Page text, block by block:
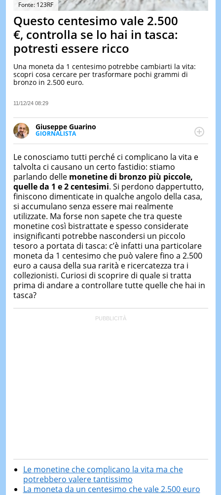
&
TEST
DI
IERI
Fonte: 123RF
Questo centesimo vale 2.500
€, controlla se lo hai in tasca:
potresti essere ricco
Una moneta da 1 centesimo potrebbe cambiarti la vita:
scopri cosa cercare per trasformare pochi grammi di
bronzo in 2.500 euro.
11/12/24 08:29
Giuseppe Guarino
GIORNALISTA
Ph(D) in Diritto Comparato e processi di
particolare sulla Storia contemporanea di America
Latina e Spagna. Collabora con numerose testate ed
è presidente dell'Associazione Culturale "La
Biblioteca del Sannio".
Le conosciamo tutti perché ci complicano la vita e
talvolta ci causano un certo fastidio: stiamo
parlando delle monetine di bronzo più piccole,
quelle da 1 e 2 centesimi. Si perdono dappertutto,
finiscono dimenticate in qualche angolo della casa,
si accumulano senza essere mai realmente
utilizzate. Ma forse non sapete che tra queste
monetine così bistrattate e spesso considerate
insignificanti potrebbe nascondersi un piccolo
tesoro a portata di tasca: c’è infatti una particolare
moneta da 1 centesimo che può valere fino a 2.500
euro a causa della sua rarità e ricercatezza tra i
collezionisti. Curiosi di scoprire di quale si tratta
prima di andare a controllare tutte quelle che hai in
tasca?
Le monetine che complicano la vita ma che
potrebbero valere tantissimo
La moneta da un centesimo che vale 2.500 euro